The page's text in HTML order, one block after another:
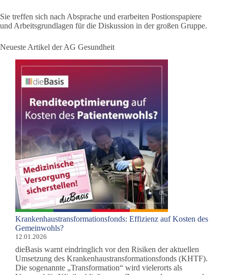
Sie treffen sich nach Absprache und erarbeiten Postionspapiere
und Arbeitsgrundlagen für die Diskussion in der großen Gruppe.
Neueste Artikel der AG Gesundheit
Krankenhaustransformationsfonds: Effizienz auf Kosten des
Gemeinwohls?
12.01.2026
dieBasis warnt eindringlich vor den Risiken der aktuellen
Umsetzung des Krankenhaustransformationsfonds (KHTF).
Die sogenannte „Transformation“ wird vielerorts als